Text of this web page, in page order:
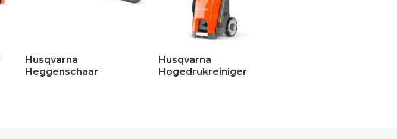
Husqvarna
Heggenschaar
Husqvarna
Hogedrukreiniger